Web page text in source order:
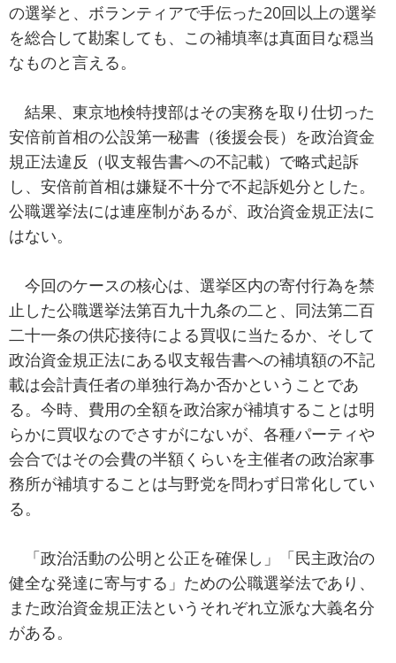
の選挙と、ボランティアで手伝った20回以上の選挙
を総合して勘案しても、この補填率は真面目な穏当
なものと言える。
結果、東京地検特捜部はその実務を取り仕切った
安倍前首相の公設第一秘書（後援会長）を政治資金
規正法違反（収支報告書への不記載）で略式起訴
し、安倍前首相は嫌疑不十分で不起訴処分とした。
公職選挙法には連座制があるが、政治資金規正法に
はない。
今回のケースの核心は、選挙区内の寄付行為を禁
止した公職選挙法第百九十九条の二と、同法第二百
二十一条の供応接待による買収に当たるか、そして
政治資金規正法にある収支報告書への補填額の不記
載は会計責任者の単独行為か否かということであ
る。今時、費用の全額を政治家が補填することは明
らかに買収なのでさすがにないが、各種パーティや
会合ではその会費の半額くらいを主催者の政治家事
務所が補填することは与野党を問わず日常化してい
る。
「政治活動の公明と公正を確保し」「民主政治の
健全な発達に寄与する」ための公職選挙法であり、
また政治資金規正法というそれぞれ立派な大義名分
がある。